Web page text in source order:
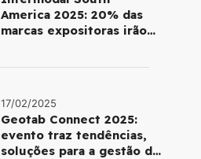
America 2025: 20% das
marcas expositoras irão
17/02/2025
Geotab Connect 2025:
evento traz tendências,
soluções para a gestão de